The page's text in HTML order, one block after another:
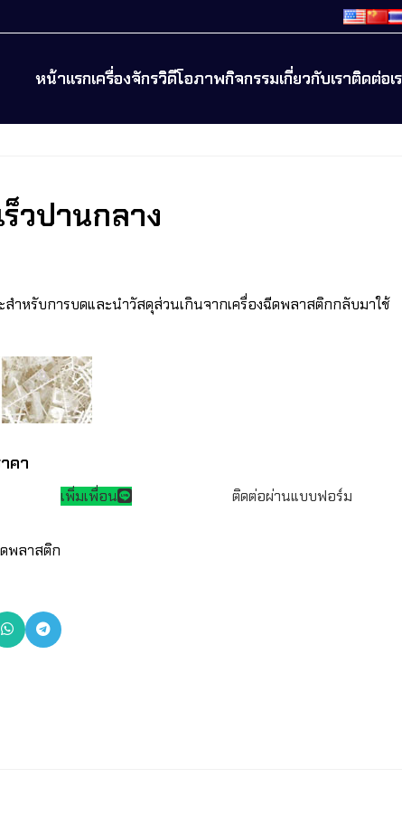
หน้าแรกเครื่องจักรวิดีโอภาพกิจกรรมเกี่ยวกับเราติดต่อเ
วปานกลาง
สำหรับการบดและนำวัสดุส่วนเกินจากเครื่องฉีดพลาสติกกลับมาใช้
คา
เพิ่มเพื่อน ติดต่อผ่านแบบฟอร์ม
พลาสติก